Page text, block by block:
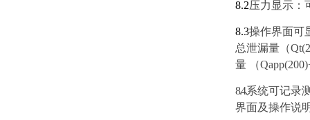
8.2压力显示：
8.3操作界面可
总泄漏量（
量
（Qapp
8.4.系统可记录
界面及操作说